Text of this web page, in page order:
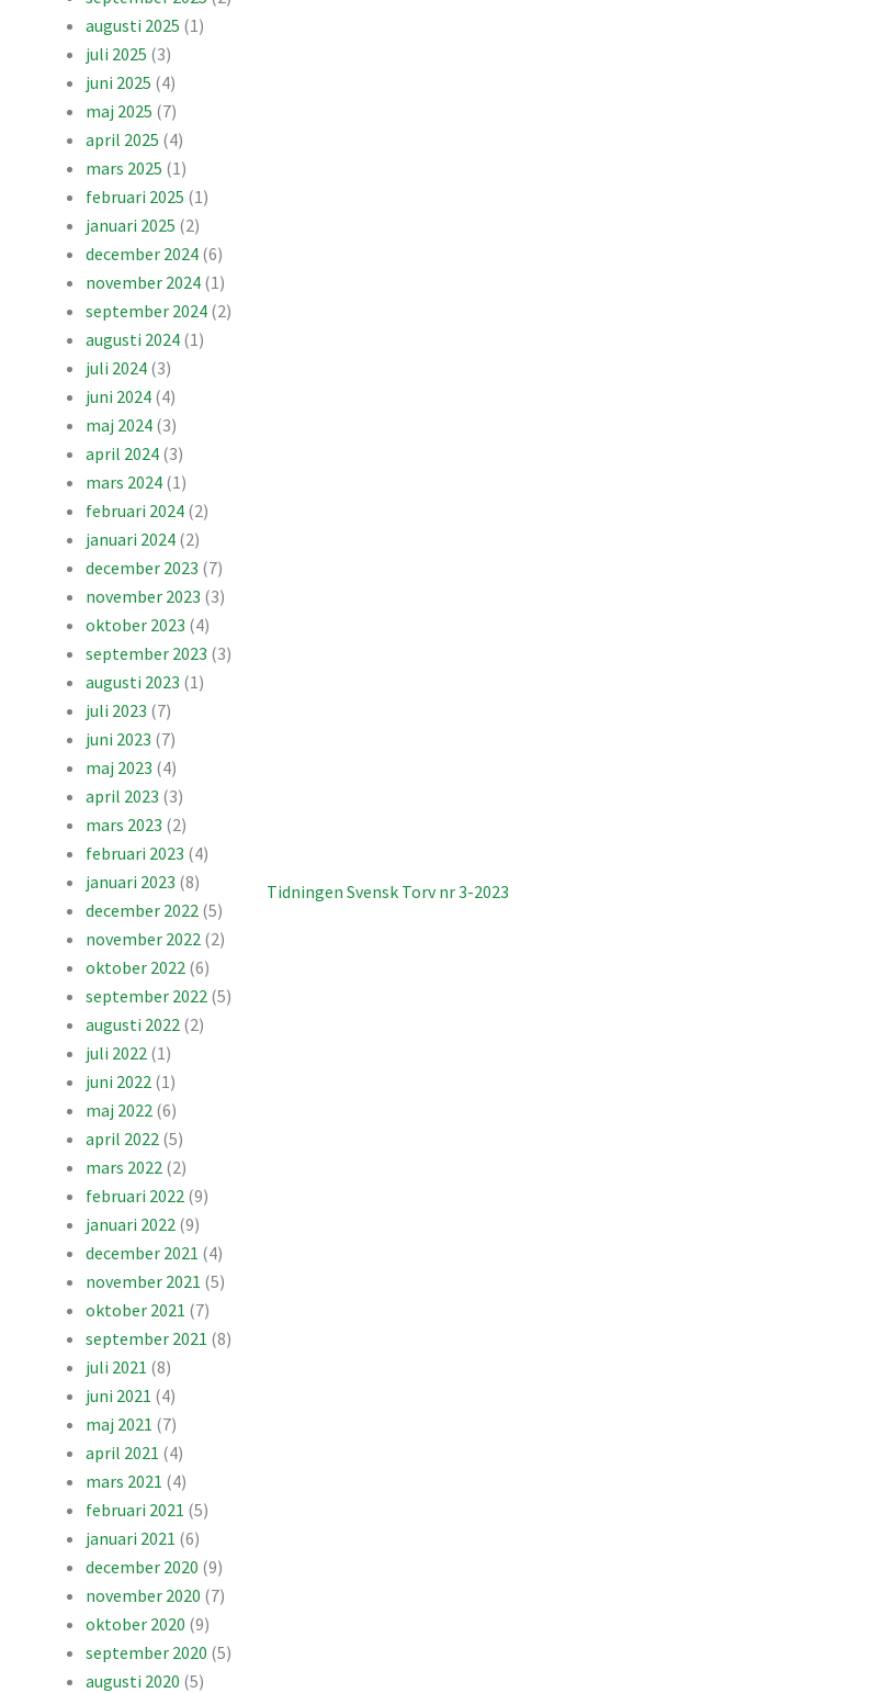
augusti 2025 (1)
juli 2025 (3)
juni 2025 (4)
maj 2025 (7)
april 2025 (4)
mars 2025 (1)
februari 2025 (1)
januari 2025 (2)
december 2024 (6)
november 2024 (1)
september 2024 (2)
augusti 2024 (1)
juli 2024 (3)
juni 2024 (4)
maj 2024 (3)
april 2024 (3)
mars 2024 (1)
februari 2024 (2)
januari 2024 (2)
december 2023 (7)
november 2023 (3)
oktober 2023 (4)
september 2023 (3)
augusti 2023 (1)
juli 2023 (7)
juni 2023 (7)
maj 2023 (4)
april 2023 (3)
mars 2023 (2)
februari 2023 (4)
januari 2023 (8)
december 2022 (5)
november 2022 (2)
oktober 2022 (6)
september 2022 (5)
augusti 2022 (2)
juli 2022 (1)
juni 2022 (1)
maj 2022 (6)
april 2022 (5)
mars 2022 (2)
februari 2022 (9)
januari 2022 (9)
december 2021 (4)
november 2021 (5)
oktober 2021 (7)
september 2021 (8)
juli 2021 (8)
juni 2021 (4)
maj 2021 (7)
april 2021 (4)
mars 2021 (4)
februari 2021 (5)
januari 2021 (6)
december 2020 (9)
november 2020 (7)
oktober 2020 (9)
september 2020 (5)
augusti 2020 (5)